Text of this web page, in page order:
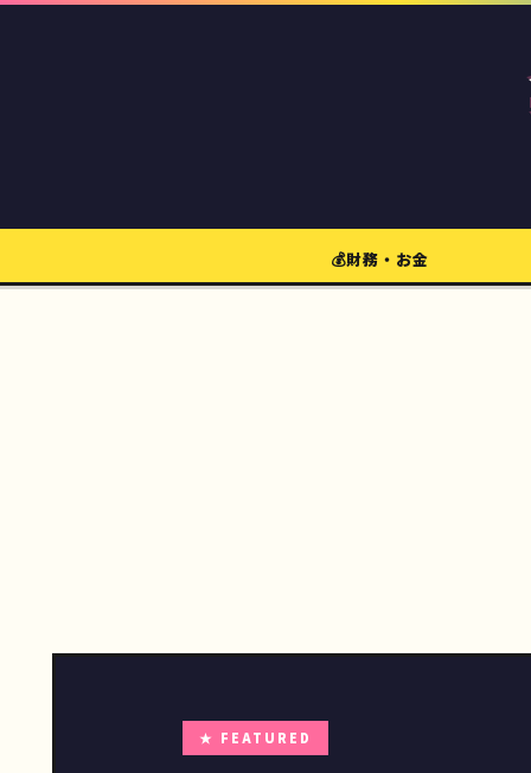
💰財務・お金
★ FEATURED